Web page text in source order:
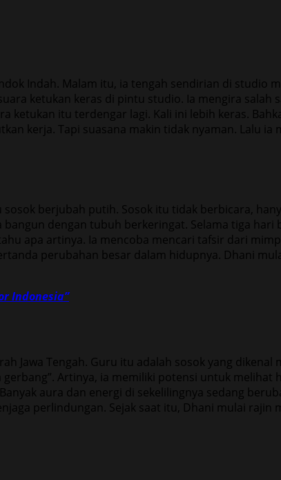
Indah. Malam itu, ia tengah sendirian di studio
ketukan keras di pintu studio. Ia mengira salah
itu terdengar lagi. Kali ini lebih keras.
kerja. Tapi suasana makin tidak nyaman. Lalu
berjubah putih. Sosok itu tidak berbicara,
dengan tubuh berkeringat. Selama tiga
apa artinya. Ia mencoba mencari tafsir dari
perubahan besar dalam hidupnya. Dhani
Indonesia”
Tengah. Guru itu adalah sosok yang dikenal
Artinya, ia memiliki potensi untuk melihat
aura dan energi di sekelilingnya sedang
perlindungan. Sejak saat itu, Dhani mulai rajin